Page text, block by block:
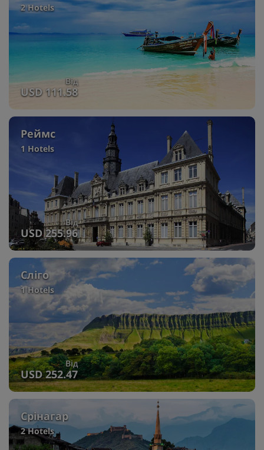
2 Hotels
Від
USD 111.58
Реймс
1 Hotels
Від
USD 255.96
Сліго
1 Hotels
Від
USD 252.47
Срінагар
2 Hotels